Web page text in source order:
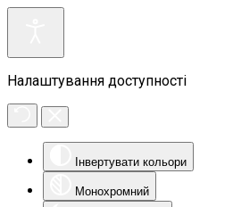
Налаштування доступності
Інвертувати кольори
Монохромний